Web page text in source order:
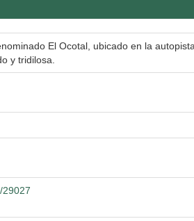
El Ocotal, ubicado en la
y tridilosa.
29027